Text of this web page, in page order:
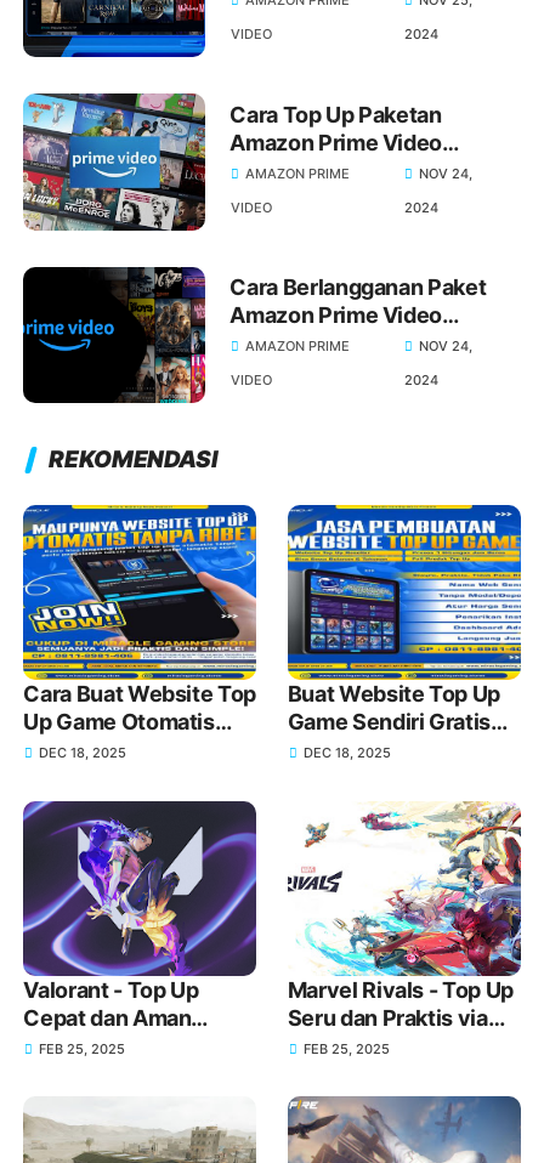
VIDEO
2024
Cara Top Up Paketan
Amazon Prime Video
Premium dan Cara Beli
Berlangganan Paketan
AMAZON PRIME
VIDEO
NOV 24,
2024
Cara Berlangganan Paket
Amazon Prime Video
Premium Murah dan Daftar
Amazon Prime Video
AMAZON PRIME
VIDEO
NOV 24,
2024
REKOMENDASI
Cara Buat Website Top
Up Game Otomatis
Sendiri!
DEC 18, 2025
Buat Website Top Up
Game Sendiri Gratis
Domain dan Harga
DEC 18, 2025
Valorant - Top Up
Cepat dan Aman
Menggunakan GoPay
FEB 25, 2025
Marvel Rivals - Top Up
Seru dan Praktis via
GoPay
FEB 25, 2025